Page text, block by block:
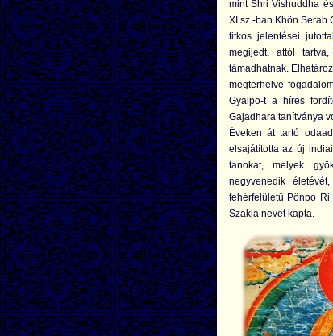
mint Shri Vishuddha
XI.sz.-ban Khön Serab
titkos jelentései
megijedt, attól
támadhatnak.
megterhelve
Gyalpo-t a híres
Gajadhara tanítványa
Éveken át tartó
elsajátította az új
tanokat, melyek
negyvenedik
fehérfelületű Pönpo
Szakja nevet kapta.